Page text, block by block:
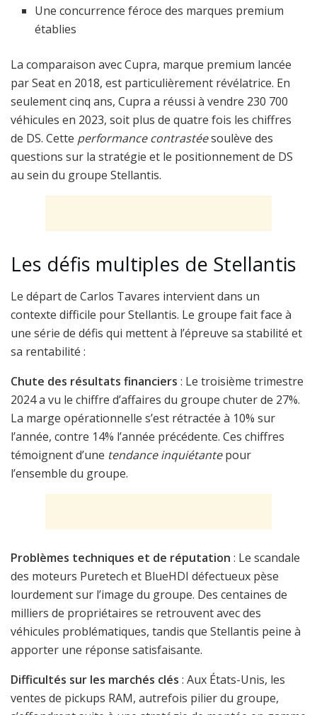
Une concurrence féroce des marques premium
établies
La comparaison avec Cupra, marque premium lancée
par Seat en 2018, est particulièrement révélatrice. En
seulement cinq ans, Cupra a réussi à vendre 230 700
véhicules en 2023, soit plus de quatre fois les chiffres
de DS. Cette performance contrastéesoulève des
questions sur la stratégie et le positionnement de DS
au sein du groupe Stellantis.
Les défis multiples de Stellantis
Le départ de Carlos Tavares intervient dans un
contexte difficile pour Stellantis. Le groupe fait face à
une série de défis qui mettent à l’épreuve sa stabilité et
sa rentabilité :
Chute des résultats financiers : Le troisième trimestre
2024 a vu le chiffre d’affaires du groupe chuter de 27%.
La marge opérationnelle s’est rétractée à 10% sur
l’année, contre 14% l’année précédente. Ces chiffres
témoignent d’une tendance inquiétantepour
l’ensemble du groupe.
Problèmes techniques et de réputation : Le scandale
des moteurs Puretech et BlueHDI défectueux pèse
lourdement sur l’image du groupe. Des centaines de
milliers de propriétaires se retrouvent avec des
véhicules problématiques, tandis que Stellantis peine à
apporter une réponse satisfaisante.
Difficultés sur les marchés clés : Aux États-Unis, les
ventes de pickups RAM, autrefois pilier du groupe,